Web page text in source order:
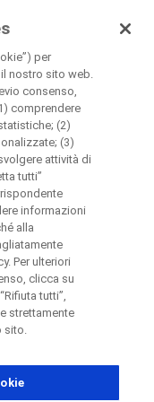
per Lei.
e trovare
hai domande
questions
per
nostro sito web.
consenso,
comprendere
(2)
(3)
attività di
tutti”
informazioni
alla
Per ulteriori
clicca su
tutti”,
strettamente
sito.